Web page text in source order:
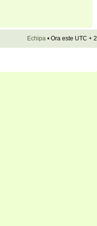
Echipa• Ora este UTC + 2